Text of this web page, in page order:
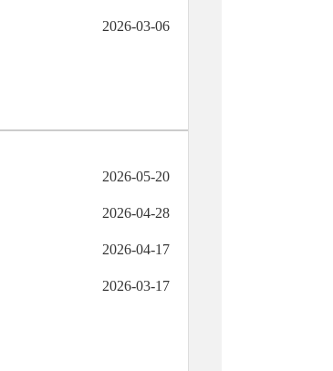
2026-03-06
2026-05-20
2026-04-28
2026-04-17
2026-03-17